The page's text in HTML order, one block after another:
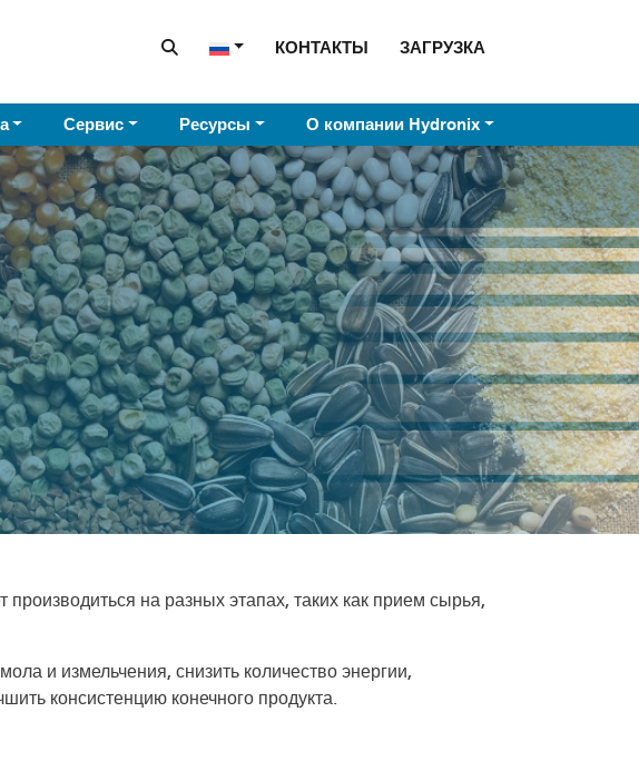
КОНТАКТЫ ЗАГРУЗКА
Сервис Ресурсы О компании Hydronix
на разных этапах, таких как прием сырья,
и измельчения, снизить количество энергии,
консистенцию конечного продукта.